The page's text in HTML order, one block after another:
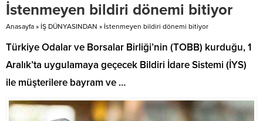
İstenmeyen bildiri dönemi bitiyor
Anasayfa » İŞ DÜNYASINDAN » İstenmeyen bildiri dönemi bitiyor
Türkiye Odalar ve Borsalar Birliği’nin (TOBB) kurduğu, 1
Aralık’ta uygulamaya geçecek Bildiri İdare Sistemi (İYS)
ile müşterilere bayram ve …